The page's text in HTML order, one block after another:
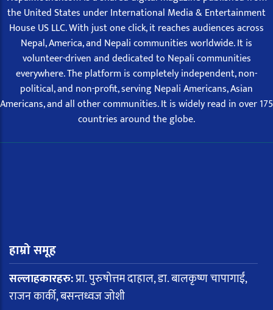
the United States under International Media & Entertainment
House US LLC. With just one click, it reaches audiences across
Nepal, America, and Nepali communities worldwide. It is
volunteer-driven and dedicated to Nepali communities
everywhere. The platform is completely independent, non-
political, and non-profit, serving Nepali Americans, Asian
Americans, and all other communities. It is widely read in over 175
countries around the globe.
हाम्रो समूह
सल्लाहकारहरु:प्रा. पुरुषोत्तम दाहाल, डा. बालकृष्ण चापागाईं,
राजन कार्की, बसन्तध्वज जोशी